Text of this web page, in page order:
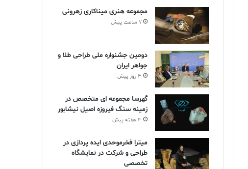
مجموعه هنری میناکاری زهرونی
7 ساعت پیش
دومین جشنواره ملی طراحی طلا و
جواهر ایران
3 روز پیش
گهرسا مجموعه ای متخصص در
زمینه سنگ فیروزه اصیل نیشابور
3 هفته پیش
میترا فخرموحدی ایده پردازی در
طراحی و شرکت در نمایشگاه
تخصصی